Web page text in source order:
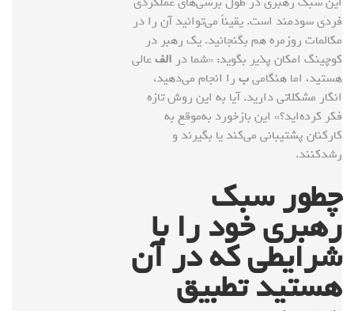
فردی سودمند است. یقیناً می‌توانید آن را در
مکالمات روزمره هم بگنجانید. یک رهبر در
کوچینگ امکان پذیر بگوید: «شما در الفعالی
هستید، اما هنگامیب را انجام می‌دهید،
انگار مشکلاتی دارید. آیا به این روش تازه
فکر کرده‌اید؟» این بازخورد به‌موقع به
کارکنان پشتیبانی می‌کند یا بگیرند و
رشدکنند.
چطور سبک
رهبری خود را با
شرایطی که در آن
هستید تطبیق